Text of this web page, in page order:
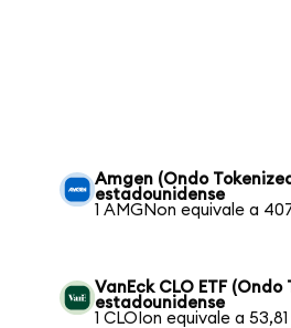
Amgen (Ondo
estadounidense
1 AMGNon equivale a
VanEck CLO ETF
estadounidense
1 CLOIon equivale a 53,81